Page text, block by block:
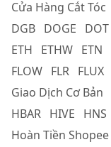
Cửa Hàng Cắt Tóc
DGB DOGE DOT
ETH
ETHW ETN
FLOW FLR FLUX
Giao Dịch Cơ Bản
HBAR HIVE HNS
Hoàn Tiền Shopee